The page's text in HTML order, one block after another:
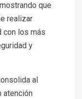
que
realizar
con los más
y
al
atención